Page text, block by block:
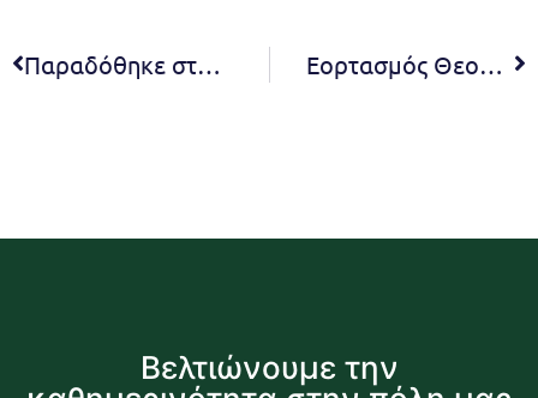
Παραδόθηκε στους πολίτες, με μια όμορφη χριστουγεννιάτικη παράσταση, η νέα ανακαινισμένη αίθουσα εκδηλώσεων στο δημοτικό κατάστημα Πεντέλης. Δήμητρα Κεχαγιά: Η νέα ανακαινισμένη και αναβαθμισμένη αίθουσα εκδηλώσεων στο δημοτικό κατάστημα Πεντέλης άξιζε να γίνει και είναι πλέον έτοιμη να φιλοξενήσει τις εκδηλώσεις του Πολιτιστικού μας Κέντρου, των σχολείων και των συλλόγων –φορέων της πόλης Εορτασμός Θεοφανείων στο Δήμο Πεντέλης – 6 Ιανουαρίου 2023
Βελτιώνουμε την